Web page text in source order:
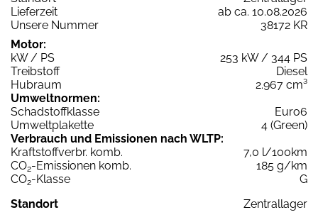
Lieferzeit
ab ca. 10.08.2026
Unsere Nummer
38172 KR
Motor:
kW / PS
253 kW / 344 PS
Treibstoff
Diesel
Hubraum
2.967 cm³
Umweltnormen:
Schadstoffklasse
Euro6
Umweltplakette
4 (Green)
Verbrauch und Emissionen nach WLTP:
Kraftstoffverbr. komb.
7,0 l/100km
CO2-Emissionen komb.
185 g/km
CO2-Klasse
G
Standort
Zentrallager